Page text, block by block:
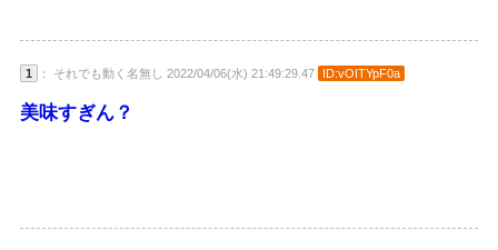
1 ： それでも動く名無し 2022/04/06(水) 21:49:29.47 ID:vOITYpF0a
美味すぎん？